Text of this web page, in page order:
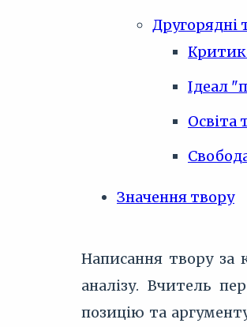
Другорядні
Ідеал
Освіта
Значення твору
Написання твору за
аналізу. Вчитель
позицію та